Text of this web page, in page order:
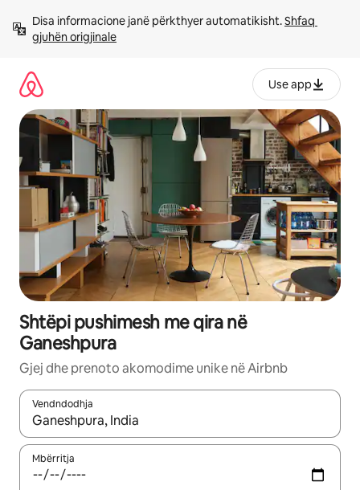
përmbajtja
Disa informacione janë përkthyer automatikisht. Shfaq
gjuhën origjinale
Use app
Shtëpi pushimesh me qira në
Ganeshpura
Gjej dhe prenoto akomodime unike në Airbnb
Vendndodhja
Kur rezultatet të jenë të disponueshme, lëviz me butonat e
Mbërritja